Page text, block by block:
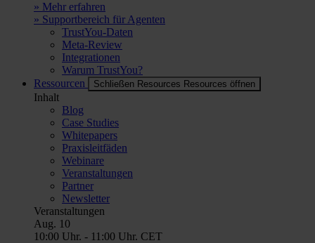
» Mehr erfahren
» Supportbereich für Agenten
TrustYou-Daten
Meta-Review
Integrationen
Warum TrustYou?
Ressourcen
Schließen Resources Resources öffnen
Inhalt
Blog
Case Studies
Whitepapers
Praxisleitfäden
Webinare
Veranstaltungen
Partner
Newsletter
Veranstaltungen
Aug. 10
10:00 Uhr. - 11:00 Uhr. CET